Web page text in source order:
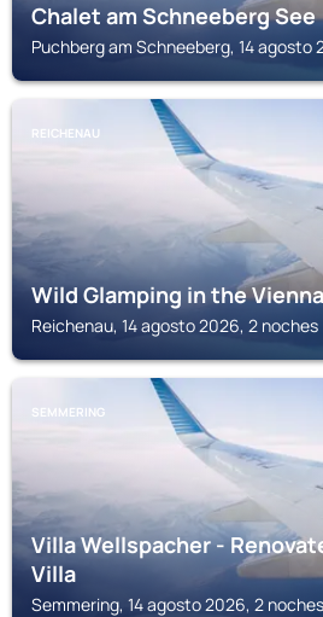
Chalet am Schneeberg See
Puchberg am Schneeberg, 14 agosto
REICHENAU
Wild Glamping in the
Reichenau, 14 agosto 2026, 2 noches
SEMMERING
Villa Wellspacher -
Villa
Semmering, 14 agosto 2026, 2 noches